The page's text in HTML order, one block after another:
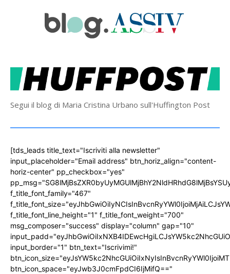
Segui il blog di Maria Cristina Urbano sull'Huffington Post
[tds_leads title_text="Iscriviti alla newsletter"
input_placeholder="Email address" btn_horiz_align="content-
horiz-center" pp_checkbox="yes"
f_title_font_family="467"
f_title_font_line_height="1" f_title_font_weight="700"
msg_composer="success" display="column" gap="10"
input_border="1" btn_text="Iscrivimi!"
btn_icon_space="eyJwb3J0cmFpdCI6IjMifQ=="